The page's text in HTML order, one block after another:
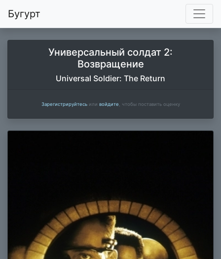
Бугурт
Универсальный солдат 2:
Возвращение
Universal Soldier: The Return
Зарегистрируйтесьили войдите , чтобы поставить оценку